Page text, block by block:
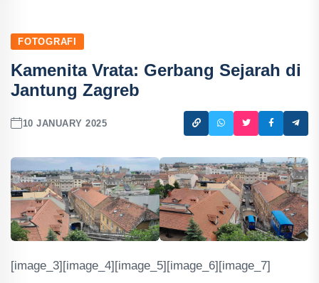
FOTOGRAFI
Kamenita Vrata: Gerbang Sejarah di
Jantung Zagreb
10 JANUARY 2025
[image_3][image_4][image_5][image_6][image_7]